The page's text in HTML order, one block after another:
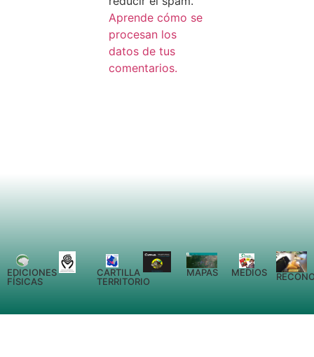
Aprende cómo se
procesan los
datos de tus
comentarios.
EDICIONES
FÍSICAS
CARTILLA
TERRITORIO
MAPAS MEDIOS